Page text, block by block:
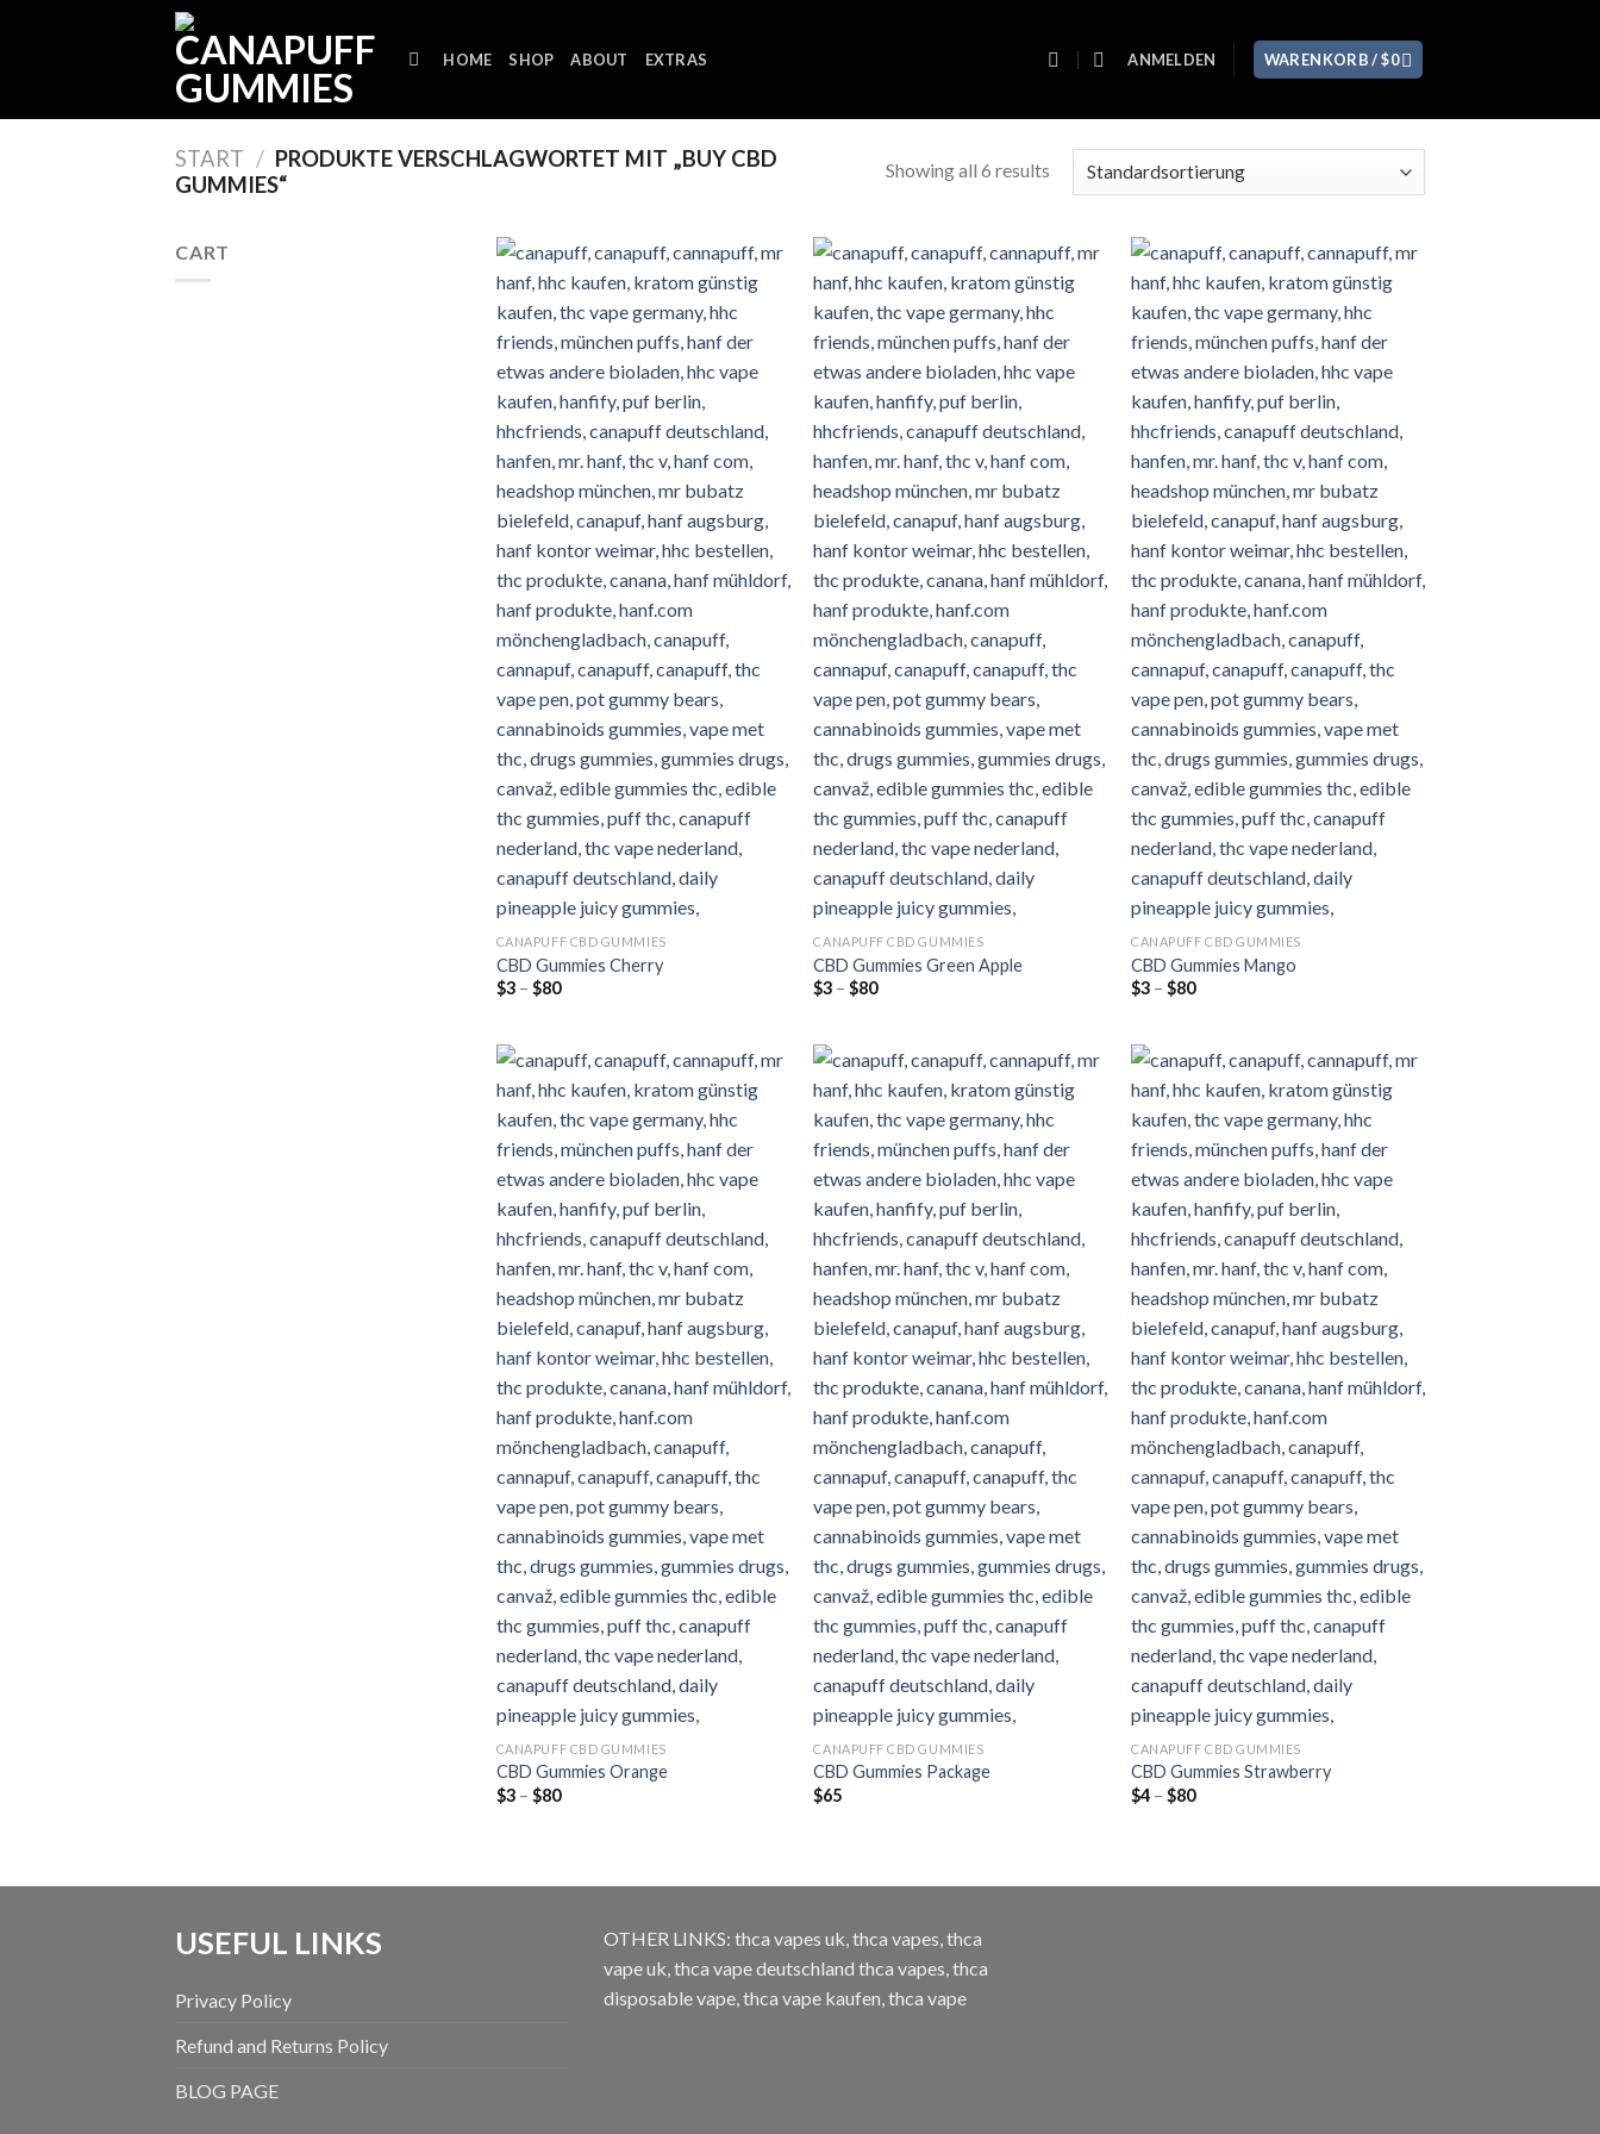
HOME SHOP ABOUT EXTRAS ANMELDEN WARENKORB /$0
START / PRODUKTE VERSCHLAGWORTET MIT „BUY CBD
GUMMIES“
Showing all 6 results
CART
CANAPUFF CBD GUMMIES
CBD Gummies Cherry
$3 – $80Preisspanne:
CANAPUFF CBD GUMMIES
CBD Gummies Green Apple
$3 –$80Preisspanne:
CANAPUFF CBD GUMMIES
CBD Gummies Mango
$3 –$80Preisspanne:
CANAPUFF CBD GUMMIES
CBD Gummies Orange
$3 – $80Preisspanne:
CANAPUFF CBD GUMMIES
CBD Gummies Package
$65
CANAPUFF CBD GUMMIES
CBD Gummies Strawberry
$4 –$80Preisspanne:
USEFUL LINKS
Privacy Policy
Refund and Returns Policy
BLOG PAGE
OTHER LINKS: thca vapes uk,thca vapes,thca
vape uk,thca vape deutschland thca vapes,thca
disposable vape,thca vape kaufen,thca vape